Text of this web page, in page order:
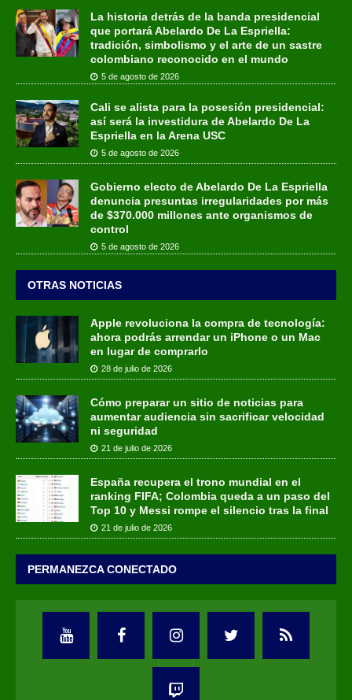
La historia detrás de la banda presidencial
que portará Abelardo De La Espriella:
tradición, simbolismo y el arte de un sastre
colombiano reconocido en el mundo
5 de agosto de 2026
Cali se alista para la posesión presidencial:
así será la investidura de Abelardo De La
Espriella en la Arena USC
5 de agosto de 2026
Gobierno electo de Abelardo De La Espriella
denuncia presuntas irregularidades por más
de $370.000 millones ante organismos de
control
5 de agosto de 2026
OTRAS NOTICIAS
Apple revoluciona la compra de tecnología:
ahora podrás arrendar un iPhone o un Mac
en lugar de comprarlo
28 de julio de 2026
Cómo preparar un sitio de noticias para
aumentar audiencia sin sacrificar velocidad
ni seguridad
21 de julio de 2026
España recupera el trono mundial en el
ranking FIFA; Colombia queda a un paso del
Top 10 y Messi rompe el silencio tras la final
21 de julio de 2026
PERMANEZCA CONECTADO